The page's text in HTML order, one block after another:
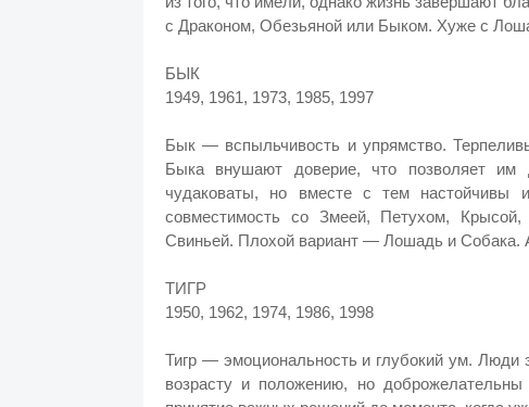
с Драконом, Обезьяной или Быком. Хуже с
БЫК
1949, 1961, 1973, 1985, 1997
Бык — вспыльчивость и упрямство.
Быка внушают доверие, что позволяет им
чудаковаты, но вместе с тем
совместимость со Змеей, Петухом,
Свиньей. Плохой вариант — Лошадь и
ТИГР
1950, 1962, 1974, 1986, 1998
Тигр — эмоциональность и глубокий ум. Люди
возрасту и положению, но